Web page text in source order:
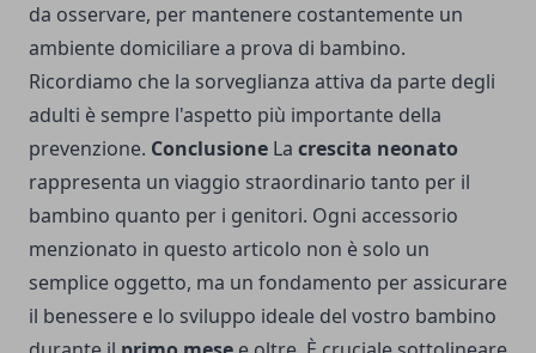
da osservare, per mantenere costantemente un
ambiente domiciliare a prova di bambino.
Ricordiamo che la sorveglianza attiva da parte degli
adulti è sempre l'aspetto più importante della
prevenzione. Conclusione La crescita neonato
rappresenta un viaggio straordinario tanto per il
bambino quanto per i genitori. Ogni accessorio
menzionato in questo articolo non è solo un
semplice oggetto, ma un fondamento per assicurare
il benessere e lo sviluppo ideale del vostro bambino